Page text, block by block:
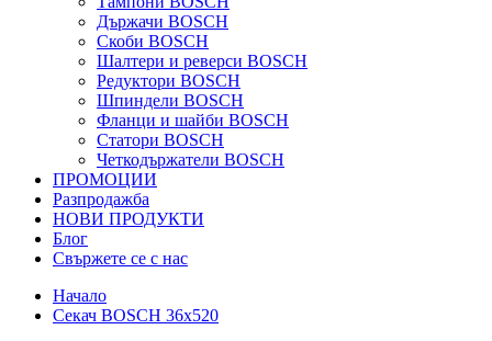
Държачи BOSCH
Скоби BOSCH
Шалтери и реверси BOSCH
Редуктори BOSCH
Шпиндели BOSCH
Фланци и шайби BOSCH
Статори BOSCH
Четкодържатели BOSCH
ПРОМОЦИИ
Разпродажба
НОВИ ПРОДУКТИ
Блог
Свържете се с нас
Начало
Секач BOSCH 36х520